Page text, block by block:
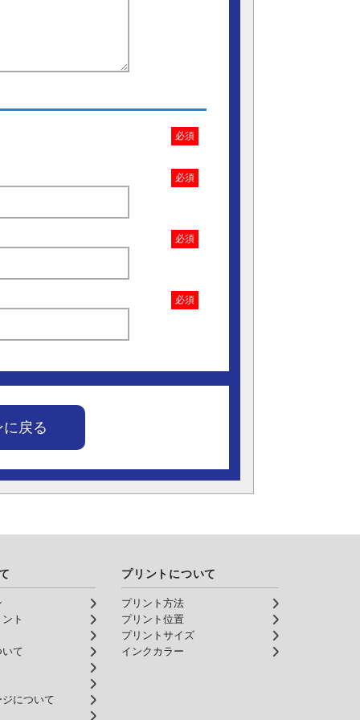
必須
必須
必須
必須
戻る
ト
て
について
プリントについて
プリント方法
プリント位置
プリントサイズ
インクカラー